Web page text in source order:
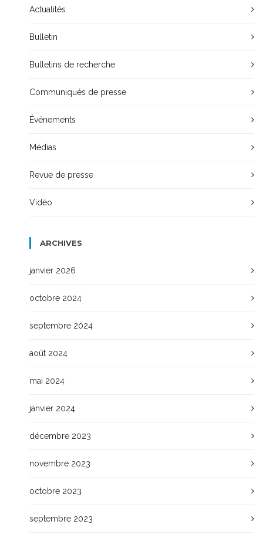
Actualités
Bulletin
Bulletins de recherche
Communiqués de presse
Événements
Médias
Revue de presse
Vidéo
ARCHIVES
janvier 2026
octobre 2024
septembre 2024
août 2024
mai 2024
janvier 2024
décembre 2023
novembre 2023
octobre 2023
septembre 2023